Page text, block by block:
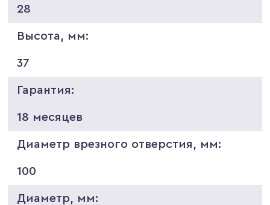
28
Высота, мм:
37
Гарантия:
18 месяцев
Диаметр врезного отверстия, мм:
100
Диаметр, мм: